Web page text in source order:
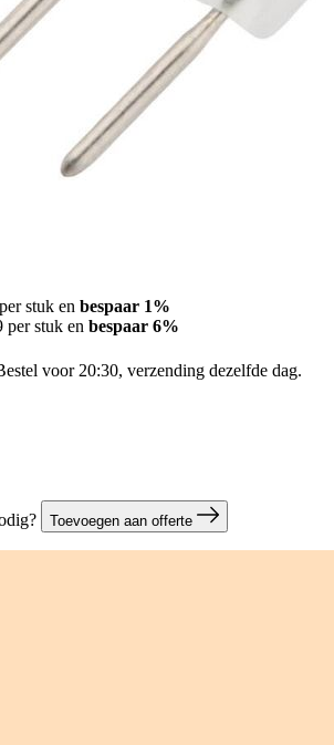
per stuk en bespaar 1%
per stuk en bespaar 6%
voor 20:30, verzending dezelfde dag.
Toevoegen aan offerte